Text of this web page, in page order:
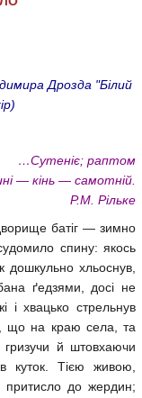
Дрозда "Білий
…Сутеніє; раптом
— кінь — самотній.
Р.М. Рільке
батіг — зимно
спину: якось
дошкульно хльоснув,
ґедзями, досі не
і хвацько стрельнув
що на краю села, та
й штовхаючи
куток. Тією живою,
до жердин;